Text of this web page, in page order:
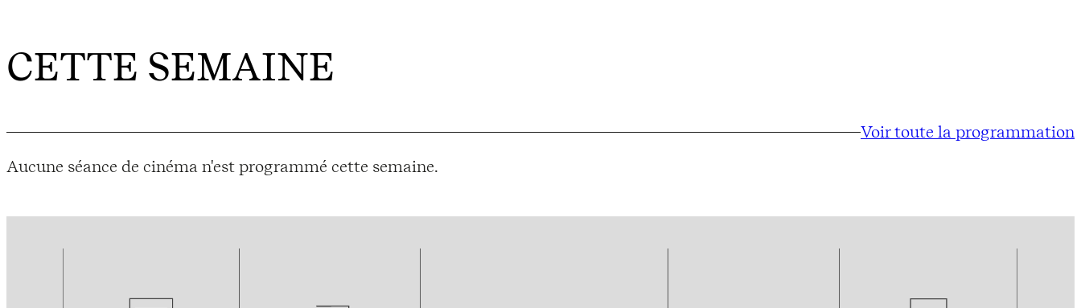
CETTE SEMAINE
Voir toute la programmation
Aucune séance de cinéma n'est programmé cette semaine.